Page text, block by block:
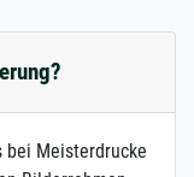
bei Meisterdrucke